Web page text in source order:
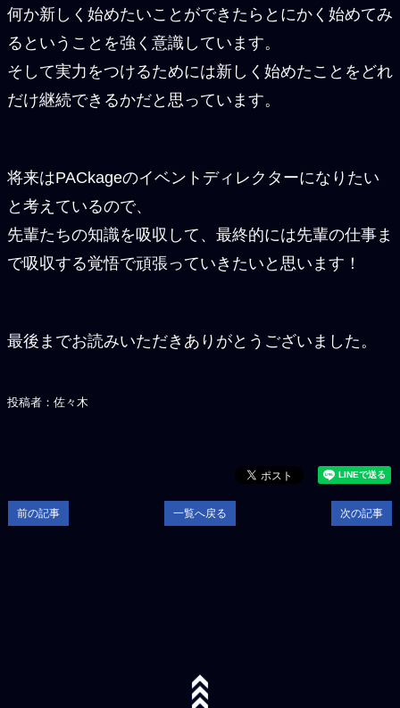
何か新しく始めたいことができたらとにかく始めてみ
るということを強く意識しています。
そして実力をつけるためには新しく始めたことをどれ
だけ継続できるかだと思っています。​
将来はPACkageのイベントディレクターになりたい
と考えているので、
先輩たちの知識を吸収して、最終的には先輩の仕事ま
で吸収する覚悟で頑張っていきたいと思います！
最後までお読みいただきありがとうございました。
投稿者：佐々木
次の記事
一覧へ戻る
前の記事